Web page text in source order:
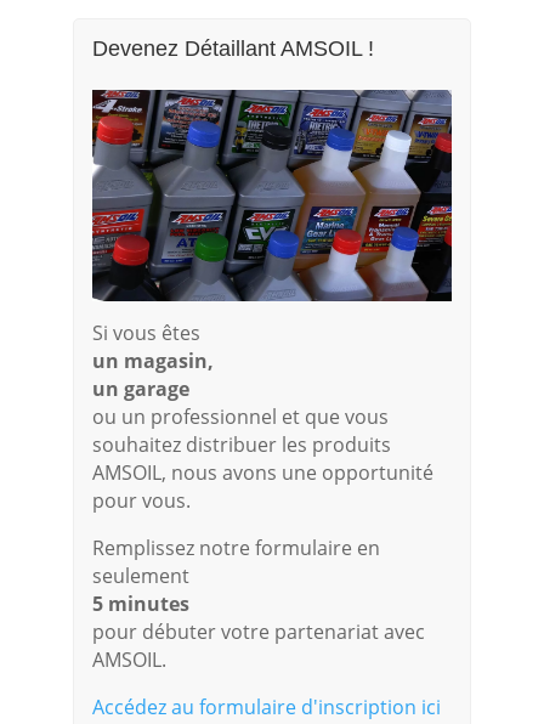
Devenez Détaillant AMSOIL !
Si vous êtes
un magasin,
un garage
ou un professionnel et que vous
souhaitez distribuer les produits
AMSOIL, nous avons une opportunité
pour vous.
Remplissez notre formulaire en
seulement
5 minutes
pour débuter votre partenariat avec
AMSOIL.
Accédez au formulaire d'inscription ici